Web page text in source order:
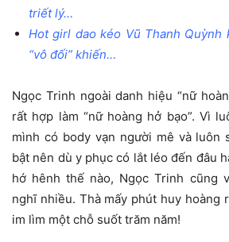
triết lý…
Hot girl dao kéo Vũ Thanh Quỳnh
“vô đối” khiến…
Ngọc Trinh ngoài danh hiệu “nữ
rất hợp làm “nữ hoàng hở bạo”. Vì
mình có body vạn người mê và luôn
bật nên dù y phục có lắt léo đến đâu
hớ hênh thế nào, Ngọc Trinh cũng
nghĩ nhiều. Thà mấy phút huy hoàng
im lìm một chỗ suốt trăm năm!